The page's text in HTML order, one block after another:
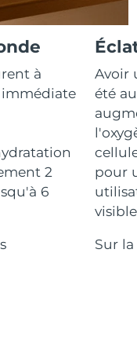
à
2
6
Avoir
été
pour
Sur
estimée
estimée 8/10/26
estimée8/13/26
estimée 8/15/26
estimée 8/12/26
estimée 8/10/26
estimée 8/10/26